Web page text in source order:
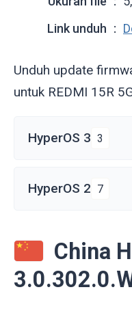
Link unduh
Unduh update
untuk REDMI 15R
HyperOS 3 3
HyperOS 2 7
China